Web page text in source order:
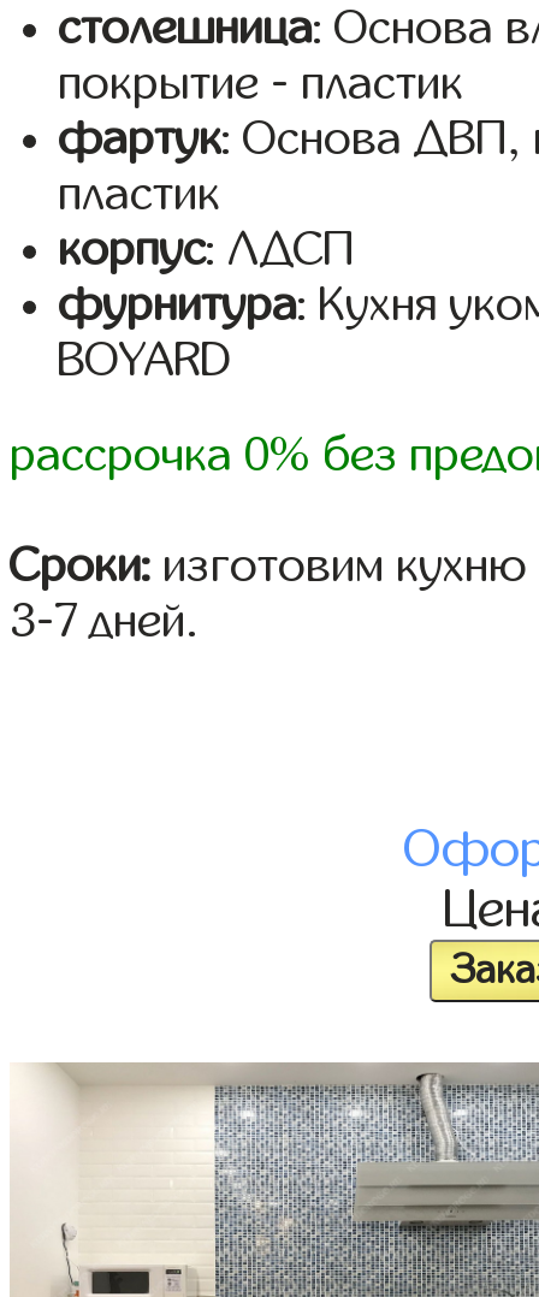
столешница: Основа
покрытие - пластик
фартук: Основа ДВП,
пластик
корпус: ЛДСП
фурнитура: Кухня
BOYARD
рассрочка 0% без
Сроки: изготовим
3-7 дней.